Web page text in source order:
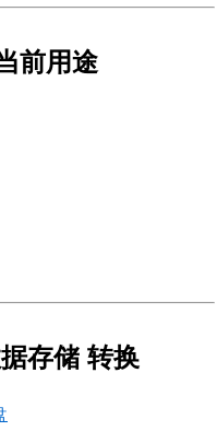
前用途
存储 转换